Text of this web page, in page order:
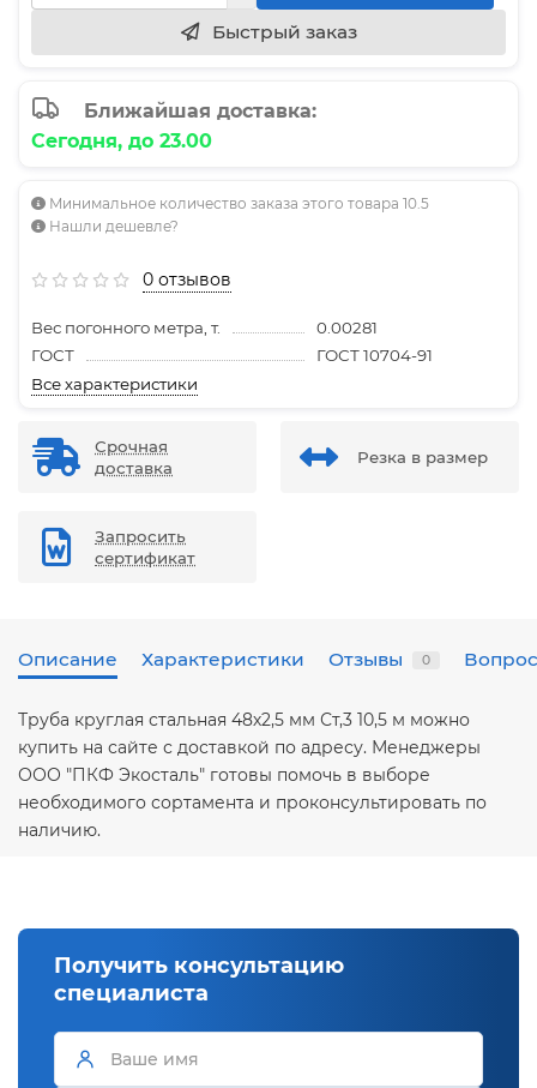
Быстрый заказ
Ближайшая доставка:
Сегодня, до 23.00
Минимальное количество заказа этого товара 10.5
Нашли дешевле?
0 отзывов
Вес погонного метра, т.
0.00281
ГОСТ
ГОСТ 10704-91
Все характеристики
Срочная
доставка
Резка в размер
Запросить
сертификат
Описание Характеристики Отзывы 0
Труба круглая стальная 48х2,5 мм Ст,3 10,5 м можно
купить на сайте с доставкой по адресу. Менеджеры
ООО "ПКФ Экосталь" готовы помочь в выборе
необходимого сортамента и проконсультировать по
наличию.
Получить консультацию
специалиста